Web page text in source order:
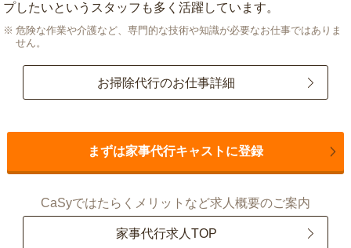
プしたいというスタッフも多く活躍しています。
危険な作業や介護など、専門的な技術や知識が必要なお仕事ではありま
せん。
お掃除代行のお仕事詳細
まずは家事代行キャストに登録
CaSyではたらくメリットなど求人概要のご案内
家事代行求人TOP